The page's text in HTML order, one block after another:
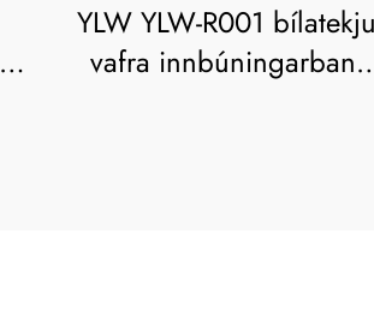
YLW YLW-R001
vafra innbúningarband